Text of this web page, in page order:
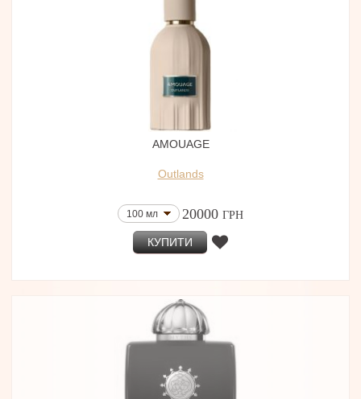
AMOUAGE
Outlands
100 мл 20000 ГРН
КУПИТИ